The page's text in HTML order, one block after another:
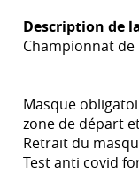
Description de
Championnat de
Masque
zone de départ
Retrait du
Test anti covid